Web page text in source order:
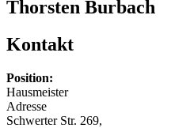
Thorsten Burbach
Kontakt
Position:
Hausmeister
Adresse
Schwerter Str. 269,